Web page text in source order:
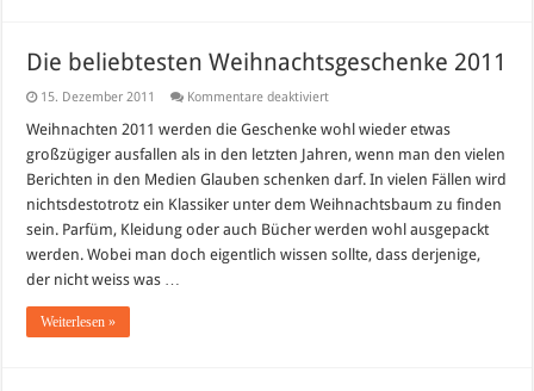
Die beliebtesten Weihnachtsgeschenke 2011
15. Dezember 2011 Kommentare deaktiviertfür
beliebtesten
2011
Weihnachten 2011 werden die Geschenke wohl wieder etwas
großzügiger ausfallen als in den letzten Jahren, wenn man den vielen
Berichten in den Medien Glauben schenken darf. In vielen Fällen wird
nichtsdestotrotz ein Klassiker unter dem Weihnachtsbaum zu finden
sein. Parfüm, Kleidung oder auch Bücher werden wohl ausgepackt
werden. Wobei man doch eigentlich wissen sollte, dass derjenige,
der nicht weiss was …
Weiterlesen »